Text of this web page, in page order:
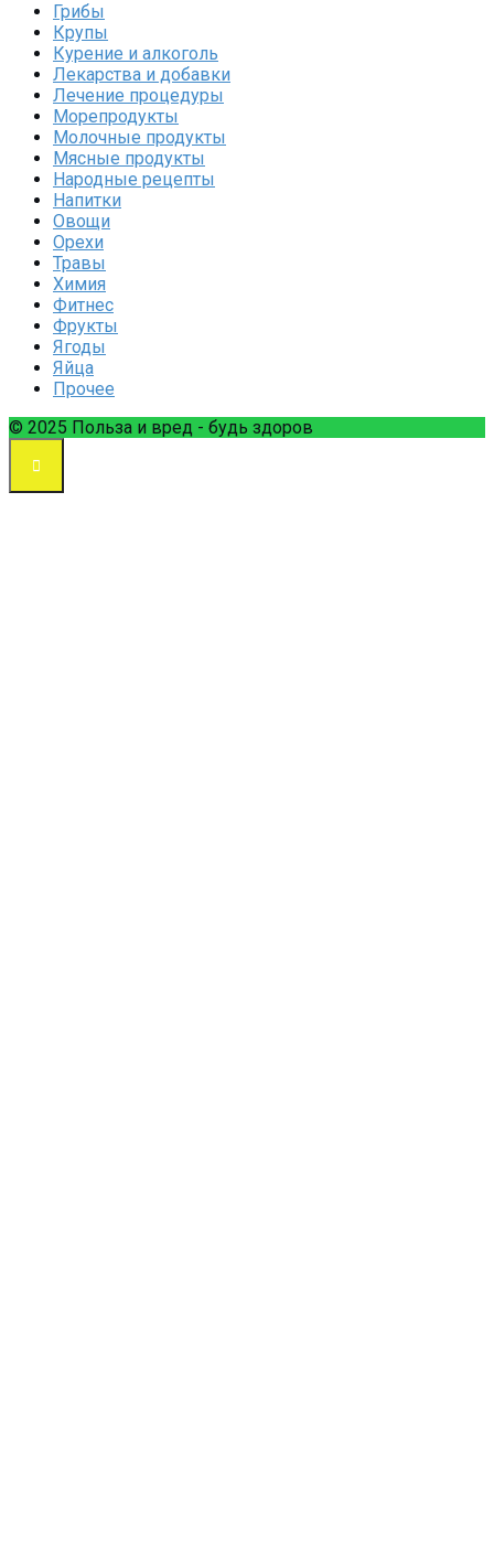
Грибы
Крупы
Курение и алкоголь
Лекарства и добавки
Лечение процедуры
Морепродукты
Молочные продукты
Мясные продукты
Народные рецепты
Напитки
Овощи
Орехи
Травы
Химия
Фитнес
Фрукты
Ягоды
Яйца
Прочее
© 2025 Польза и вред - будь здоров